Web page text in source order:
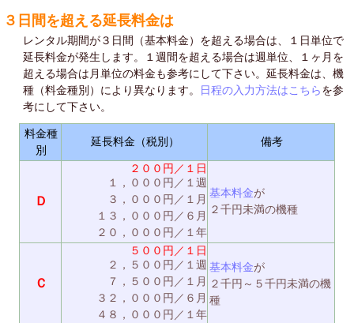
３日間を超える延長料金は
レンタル期間が３日間（基本料金）を超える場合は、１日単位で
延長料金が発生します。１週間を超える場合は週単位、１ヶ月を
超える場合は月単位の料金も参考にして下さい。延長料金は、機
種（料金種別）により異なります。 日程の入力方法はこちらを参
考にして下さい。
料金種
別
延長料金（税別） 備考
Ｄ
２００円／１日
１，０００円／１週
３，０００円／１月
１３，０００円／６月
２０，０００円／１年
基本料金が
２千円未満の機種
Ｃ
５００円／１日
２，５００円／１週
７，５００円／１月
３２，０００円／６月
４８，０００円／１年
基本料金が
２千円～５千円未満の機
種